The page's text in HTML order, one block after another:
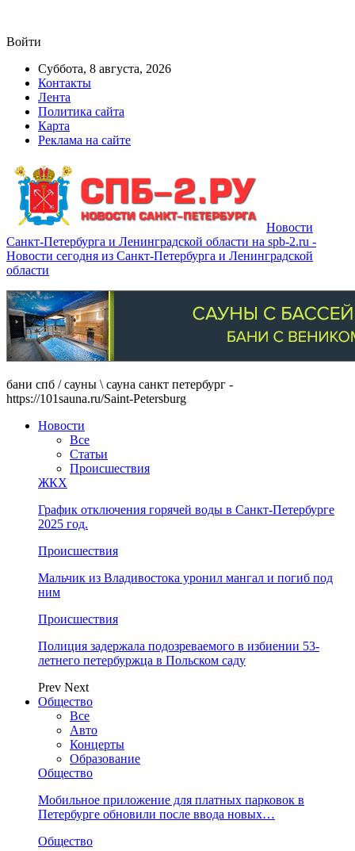
Войти
Суббота, 8 августа, 2026
Контакты
Лента
Политика сайта
Карта
Реклама на сайте
Новости
Санкт-Петербурга и Ленинградской области на spb-2.ru -
Новости сегодня из Санкт-Петербурга и Ленинградской
области
бани спб / сауны \ сауна санкт петербург -
https://101sauna.ru/Saint-Petersburg
Новости
Все
Статьи
Происшествия
ЖКХ
График отключения горячей воды в Санкт-Петербурге
2025 год.
Происшествия
Мальчик из Владивостока уронил мангал и погиб под
ним
Происшествия
Полиция задержала подозреваемого в избиении 53-
летнего петербуржца в Польском саду
Prev Next
Общество
Все
Авто
Концерты
Образование
Общество
Мобильное приложение для платных парковок в
Петербурге обновили после ввода новых…
Общество